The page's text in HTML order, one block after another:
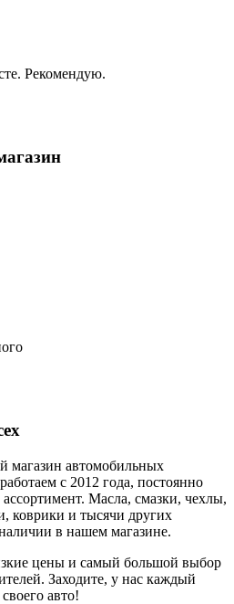
Рекомендую.
магазин автомобильных
с 2012 года, постоянно
Масла, смазки, чехлы,
коврики и тысячи других
в нашем магазине.
цены и самый большой выбор
Заходите, у нас каждый
авто!